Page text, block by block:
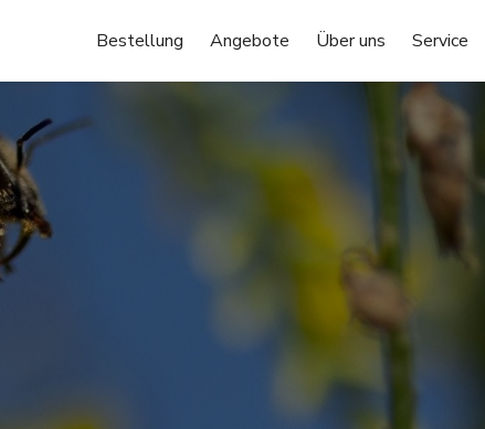
Bestellung Angebote Über uns Service